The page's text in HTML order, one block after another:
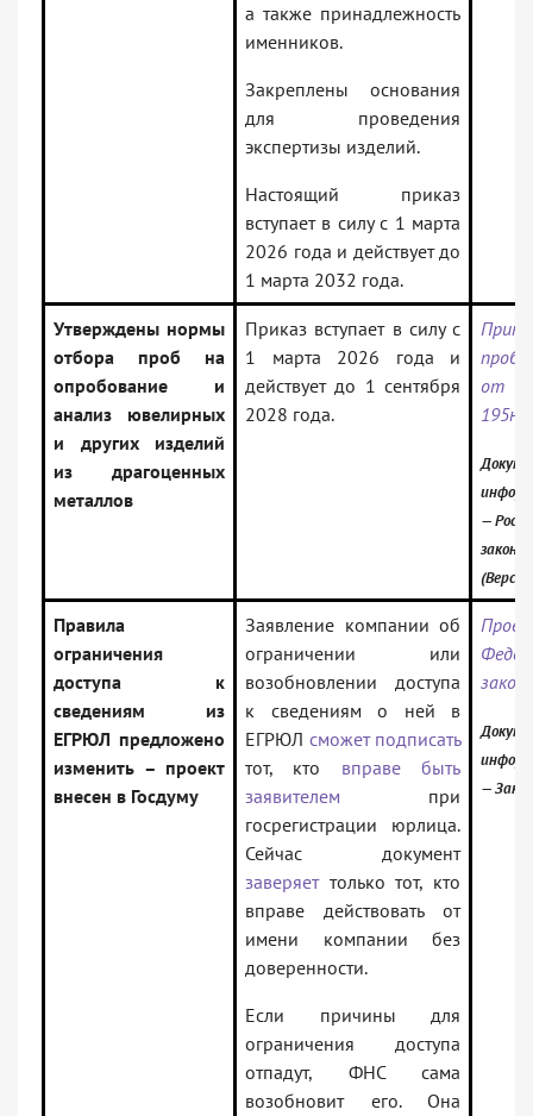
а также принадлежность
именников.
Закреплены основания
для проведения
экспертизы изделий.
Настоящий приказ
вступает в силу с 1 марта
2026 года и действует до
1 марта 2032 года.
Утверждены нормы
отбора проб на
опробование и
анализ ювелирных
и других изделий
из драгоценных
металлов
Приказ вступает в силу с
1 марта 2026 года и
действует до 1 сентября
2028 года.
от
195н
—
Правила
ограничения
доступа к
сведениям из
ЕГРЮЛ предложено
изменить – проект
внесен в Госдуму
Заявление компании об
ограничении или
возобновлении доступа
к сведениям о ней в
ЕГРЮЛ сможет подписать
тот, кто вправе быть
заявителем при
госрегистрации юрлица.
Сейчас документ
заверяеттолько тот, кто
вправе действовать от
имени компании без
доверенности.
Если причины для
ограничения доступа
отпадут, ФНС сама
возобновит его. Она
—